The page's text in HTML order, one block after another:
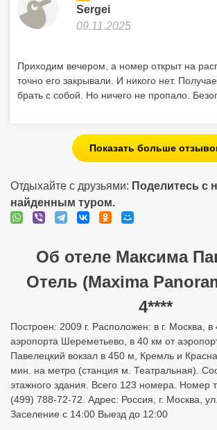
Sergei
09.11.2025
Приходим вечером, а номер открыт на
точно его закрывали. И никого нет.
брать с собой. Но ничего не пропало.
Показать больше
Отдыхайте с друзьями: Поделитесь с
найденным туром.
Об отеле Максима
Отель (Maxima
4****
Построен: 2009 г. Расположен: в г. Москва, в
аэропорта Шереметьево, в 40 км от
Павелецкий вокзал в 450 м, Кремль и
мин. на метро (станция м. Театральная).
этажного здания. Всего 123 номера. Номер
(499) 788-72-72. Адрес: Россия, г. Москва,
Заселение с 14:00 Выезд до 12:00